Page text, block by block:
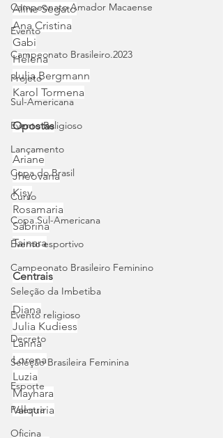
Campeonato Amador Macaense
Evento
Campeonato Brasileiro.2023
Projeto
Sul-Americana
Evento Religioso
Lançamento
Copa do Brasil
Curso
Copa Sul-Americana
Evento esportivo
Campeonato Brasileiro Feminino
Seleção da Imbetiba
Evento religioso
Decreto
Seleção Brasileira Feminina
Esporte
Palestra
Oficina
Aline Segato
Ana Cristina
Gabi
Helena
Julia Bergmann
Karol Tormena
Opostas
Ariane
Jheovana
Kisy
Rosamaria
Sabrina
Tainara
Centrais
Diana
Julia Kudiess
Lanna
Lorena
Luzia
Mayhara
Valquiria